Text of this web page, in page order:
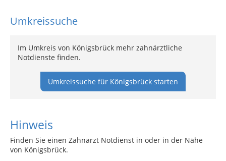
Umkreissuche
Im Umkreis von Königsbrück mehr zahnärztliche
Notdienste finden.
Umkreissuche für Königsbrück starten
Hinweis
Finden Sie einen Zahnarzt Notdienst in oder in der Nähe
von Königsbrück.